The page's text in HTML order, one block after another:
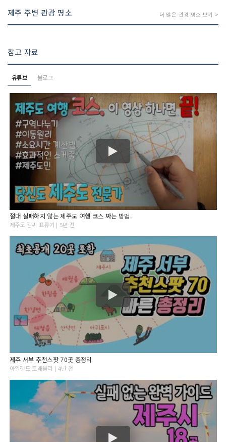
제주 주변 관광 명소 더 많은 관광 명소 보기 >
참고 자료
유튜브 블로그
절대 실패하지 않는 제주도 여행 코스 짜는 방법.
제주도 김씨 표류기 | 5년 전
제주 서부 추천스팟 70곳 총정리
아일랜드 트래블러 | 4년 전